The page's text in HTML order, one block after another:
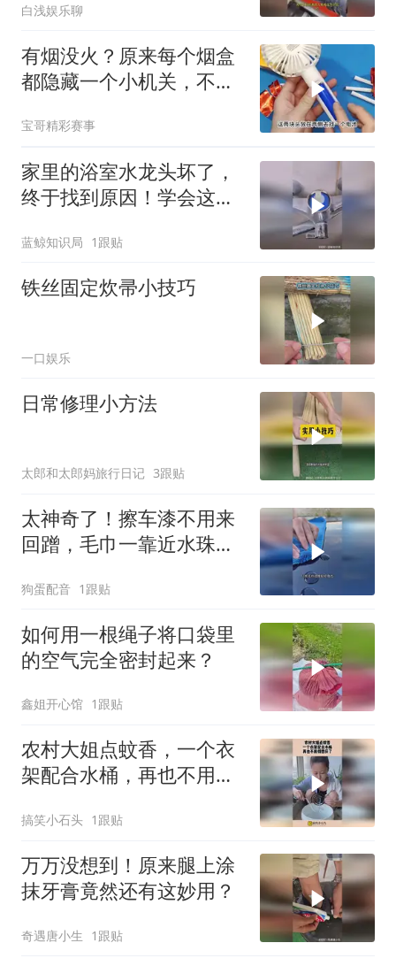
白浅娱乐聊
有烟没火？原来每个烟盒
都隐藏一个小机关，不用
宝哥精彩赛事
家里的浴室水龙头坏了，
终于找到原因！学会这招
蓝鲸知识局 1跟贴
铁丝固定炊帚小技巧
一口娱乐
日常修理小方法
太郎和太郎妈旅行日记 3跟贴
太神奇了！擦车漆不用来
回蹭，毛巾一靠近水珠自
狗蛋配音 1跟贴
如何用一根绳子将口袋里
的空气完全密封起来？
鑫姐开心馆 1跟贴
农村大姐点蚊香，一个衣
架配合水桶，再也不用倒
搞笑小石头 1跟贴
万万没想到！原来腿上涂
抹牙膏竟然还有这妙用？
奇遇唐小生 1跟贴